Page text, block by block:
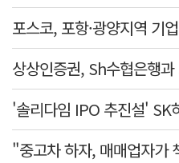
상상인증권, Sh수협은행
'솔리다임 IPO 추진설' SK
"중고차 하자, 매매업자가